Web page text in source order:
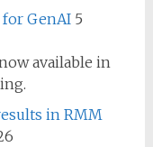
for GenAI 5
available in
in RMM